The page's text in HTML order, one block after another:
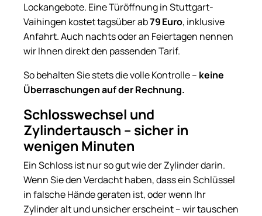
Lockangebote. Eine Türöffnung in Stuttgart-
Vaihingen kostet tagsüber ab79 Euro, inklusive
Anfahrt. Auch nachts oder an Feiertagen nennen
wir Ihnen direkt den passenden Tarif.
So behalten Sie stets die volle Kontrolle – keine
Überraschungen auf der Rechnung.
Schlosswechsel und
Zylindertausch – sicher in
wenigen Minuten
Ein Schloss ist nur so gut wie der Zylinder darin.
Wenn Sie den Verdacht haben, dass ein Schlüssel
in falsche Hände geraten ist, oder wenn Ihr
Zylinder alt und unsicher erscheint – wir tauschen